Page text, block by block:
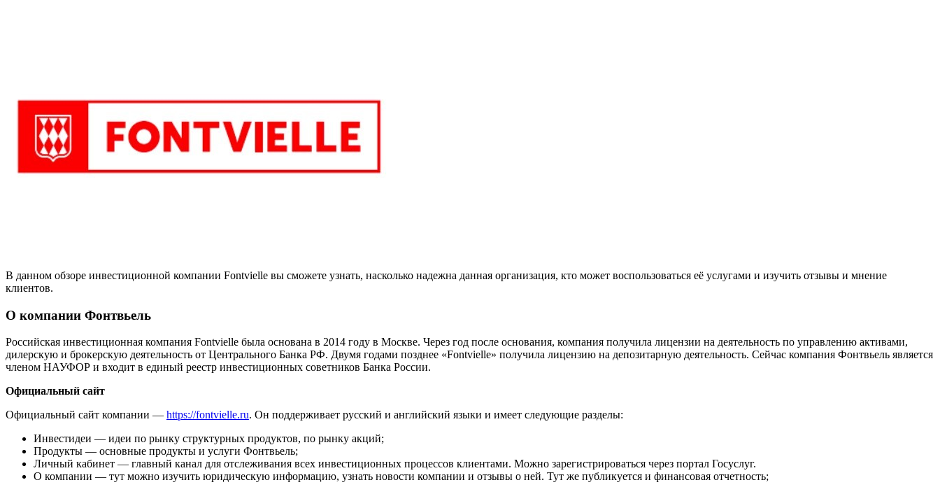
В данном обзоре инвестиционной компании Fontvielle вы сможете узнать, насколько надежна данная организация, кто может воспользоваться её услугами и изучить отзывы и мнение
клиентов.
О компании Фонтвьель
Российская инвестиционная компания Fontvielle была основана в 2014 году в Москве. Через год после основания, компания получила лицензии на деятельность по управлению активами,
дилерскую и брокерскую деятельность от Центрального Банка РФ. Двумя годами позднее «Fontvielle» получила лицензию на депозитарную деятельность. Сейчас компания Фонтвьель является
членом НАУФОР и входит в единый реестр инвестиционных советников Банка России.
Официальный сайт
Официальный сайт компании — https://fontvielle.ru. Он поддерживает русский и английский языки и имеет следующие разделы:
Инвестидеи — идеи по рынку структурных продуктов, по рынку акций;
Продукты — основные продукты и услуги Фонтвьель;
Личный кабинет — главный канал для отслеживания всех инвестиционных процессов клиентами. Можно зарегистрироваться через портал Госуслуг.
О компании — тут можно изучить юридическую информацию, узнать новости компании и отзывы о ней. Тут же публикуется и финансовая отчетность;